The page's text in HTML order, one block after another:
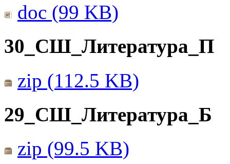
doc (99 KB)
30_СШ_Литература_П
zip (112.5 KB)
29_СШ_Литература_Б
zip (99.5 KB)